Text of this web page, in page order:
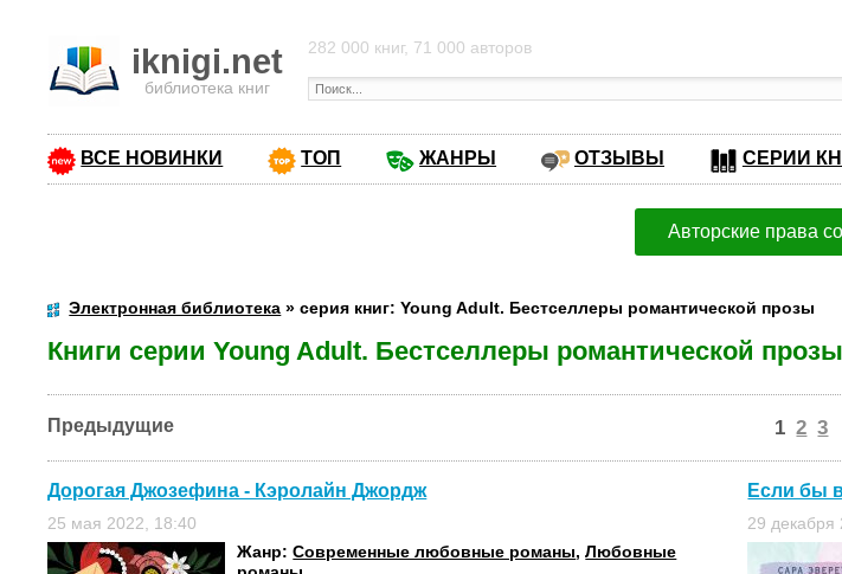
iknigi.net
библиотека книг
282 000 книг, 71 000 авторов
ВСЕ НОВИНКИ ТОП ЖАНРЫ ОТЗЫВЫ СЕРИИ
Авторские права
Электронная библиотека » серия книг: Young Adult. Бестселлеры романтической прозы
Книги серии Young Adult. Бестселлеры романтической прозы
Предыдущие 1 2 3
Дорогая Джозефина - Кэролайн Джордж
25 мая 2022, 18:40
Жанр:Современные любовные романы,Любовные
Если бы
29 декабря